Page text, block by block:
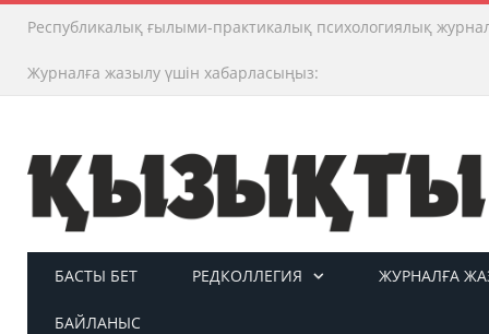
Республикалық ғылыми-практикалық психологиялық
Журналға жазылу үшін хабарласыңыз:
БАСТЫ БЕТ РЕДКОЛЛЕГИЯ ЖУРНАЛҒА
БАЙЛАНЫС